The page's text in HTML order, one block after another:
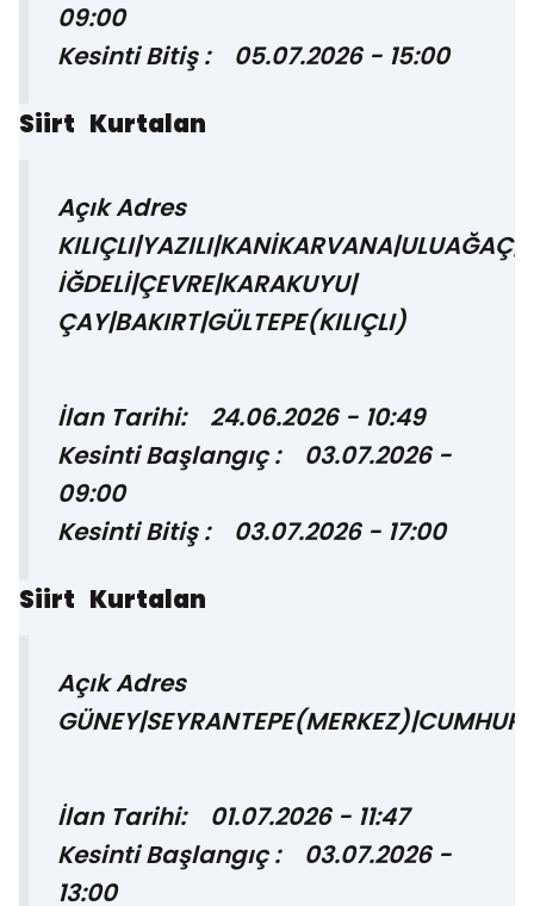
09:00
Kesinti Bitiş : 05.07.2026 - 15:00
Siirt Kurtalan
Açık Adres
İĞDELİ|ÇEVRE|KARAKUYU|
ÇAY|BAKIRT|GÜLTEPE(KILIÇLI)
İlan Tarihi: 24.06.2026 - 10:49
Kesinti Başlangıç : 03.07.2026 -
09:00
Kesinti Bitiş : 03.07.2026 - 17:00
Siirt Kurtalan
Açık Adres
İlan Tarihi: 01.07.2026 - 11:47
Kesinti Başlangıç : 03.07.2026 -
13:00